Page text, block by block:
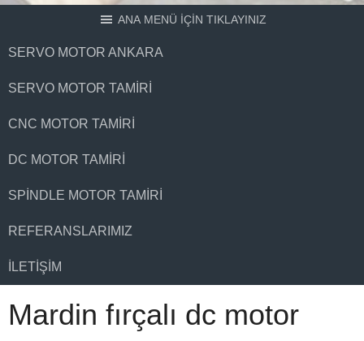
ANA MENÜ İÇİN TIKLAYINIZ
SERVO MOTOR ANKARA
SERVO MOTOR TAMIRI
CNC MOTOR TAMIRI
DC MOTOR TAMIRI
SPINDLE MOTOR TAMIRI
REFERANSLARIMIZ
İLETIŞIM
Mardin fırçalı dc motor